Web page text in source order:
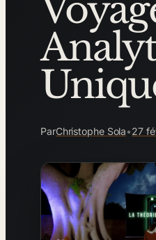
ParChristophe Sola•27